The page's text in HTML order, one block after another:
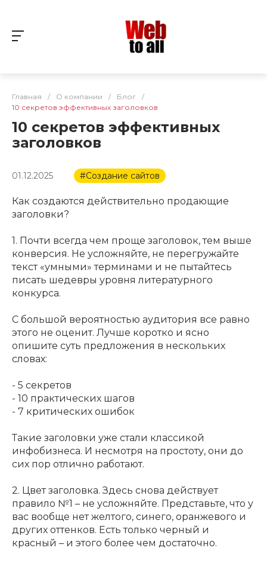
Главная / О компании / Блог
/
10 секретов эффективных заголовков
10 секретов эффективных
заголовков
01.12.2025 #Создание сайтов
Как создаются действительно продающие
заголовки?
1. Почти всегда чем проще заголовок, тем выше
конверсия. Не усложняйте, не перегружайте
текст «умными» терминами и не пытайтесь
писать шедевры уровня литературного
конкурса.
С большой вероятностью аудитория все равно
этого не оценит. Лучше коротко и ясно
опишите суть предложения в нескольких
словах:
- 5 секретов
- 10 практических шагов
- 7 критических ошибок
Такие заголовки уже стали классикой
инфобизнеса. И несмотря на простоту, они до
сих пор отлично работают.
2. Цвет заголовка. Здесь снова действует
правило №1 – не усложняйте. Представьте, что у
вас вообще нет желтого, синего, оранжевого и
других оттенков. Есть только черный и
красный – и этого более чем достаточно.